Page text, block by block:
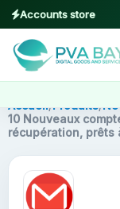
Accounts store
MENU
Produits
Blog
Accueil/Produits/
10 Nouveaux
récupération, prêts